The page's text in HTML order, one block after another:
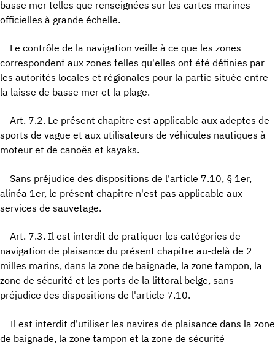
basse mer telles que renseignées sur les cartes marines
officielles à grande échelle.
Le contrôle de la navigation veille à ce que les zones
correspondent aux zones telles qu'elles ont été définies par
les autorités locales et régionales pour la partie située entre
la laisse de basse mer et la plage.
Art. 7.2. Le présent chapitre est applicable aux adeptes de
sports de vague et aux utilisateurs de véhicules nautiques à
moteur et de canoës et kayaks.
Sans préjudice des dispositions de l'article 7.10, § 1er,
alinéa 1er, le présent chapitre n'est pas applicable aux
services de sauvetage.
Art. 7.3. Il est interdit de pratiquer les catégories de
navigation de plaisance du présent chapitre au-delà de 2
milles marins, dans la zone de baignade, la zone tampon, la
zone de sécurité et les ports de la littoral belge, sans
préjudice des dispositions de l'article 7.10.
Il est interdit d'utiliser les navires de plaisance dans la zone
de baignade, la zone tampon et la zone de sécurité